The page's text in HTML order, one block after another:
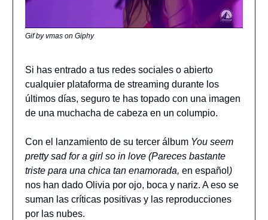
Gif by vmas on Giphy
Si has entrado a tus redes sociales o abierto
cualquier plataforma de streaming durante los
últimos días, seguro te has topado con una imagen
de una muchacha de cabeza en un columpio.
Con el lanzamiento de su tercer álbum You seem
pretty sad for a girl so in love (Pareces bastante
triste para una chica tan enamorada, en español )
nos han dado Olivia por ojo, boca y nariz. A eso se
suman las críticas positivas y las reproducciones
por las nubes.